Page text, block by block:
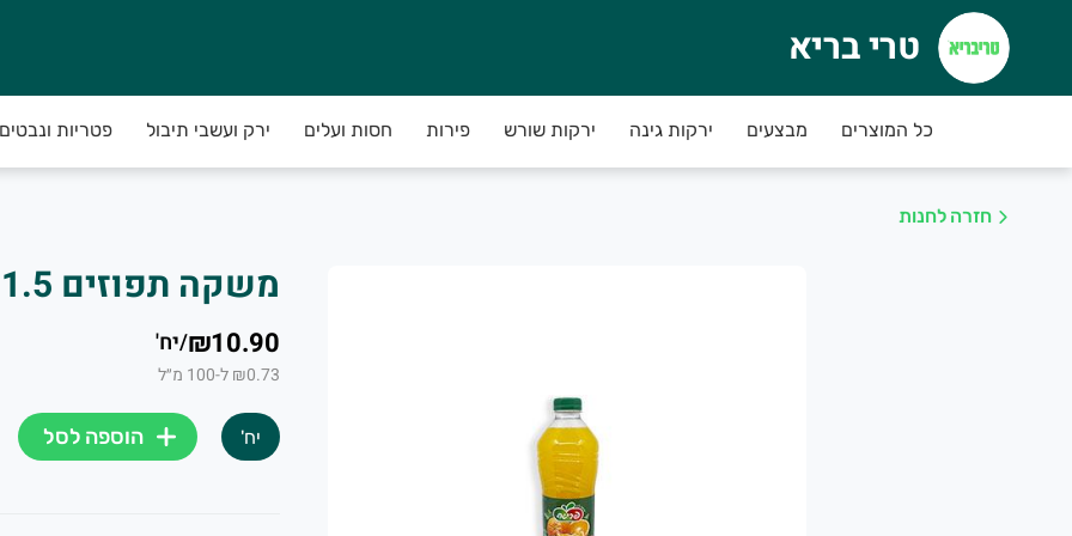
טרי בריא טרי בריא
כל המוצרים מבצעים ירקות גינה ירקות שורש פירות חסות ועלים ירק ועשבי תיבול פטריות ונבטים
חזרה לחנות
משקה תפוזים 1.5 ליטר פריגת
₪10.90
/יח'
₪0.73 ל-100 מ״ל
יח' הוספה לסל